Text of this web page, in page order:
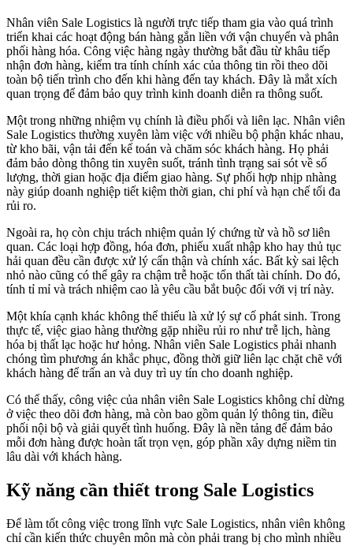
Nhân viên Sale Logistics là người trực tiếp tham gia vào quá trình
triển khai các hoạt động bán hàng gắn liền với vận chuyển và phân
phối hàng hóa. Công việc hàng ngày thường bắt đầu từ khâu tiếp
nhận đơn hàng, kiểm tra tính chính xác của thông tin rồi theo dõi
toàn bộ tiến trình cho đến khi hàng đến tay khách. Đây là mắt xích
quan trọng để đảm bảo quy trình kinh doanh diễn ra thông suốt.
Một trong những nhiệm vụ chính là điều phối và liên lạc. Nhân viên
Sale Logistics thường xuyên làm việc với nhiều bộ phận khác nhau,
từ kho bãi, vận tải đến kế toán và chăm sóc khách hàng. Họ phải
đảm bảo dòng thông tin xuyên suốt, tránh tình trạng sai sót về số
lượng, thời gian hoặc địa điểm giao hàng. Sự phối hợp nhịp nhàng
này giúp doanh nghiệp tiết kiệm thời gian, chi phí và hạn chế tối đa
rủi ro.
Ngoài ra, họ còn chịu trách nhiệm quản lý chứng từ và hồ sơ liên
quan. Các loại hợp đồng, hóa đơn, phiếu xuất nhập kho hay thủ tục
hải quan đều cần được xử lý cẩn thận và chính xác. Bất kỳ sai lệch
nhỏ nào cũng có thể gây ra chậm trễ hoặc tổn thất tài chính. Do đó,
tính tỉ mỉ và trách nhiệm cao là yêu cầu bắt buộc đối với vị trí này.
Một khía cạnh khác không thể thiếu là xử lý sự cố phát sinh. Trong
thực tế, việc giao hàng thường gặp nhiều rủi ro như trễ lịch, hàng
hóa bị thất lạc hoặc hư hỏng. Nhân viên Sale Logistics phải nhanh
chóng tìm phương án khắc phục, đồng thời giữ liên lạc chặt chẽ với
khách hàng để trấn an và duy trì uy tín cho doanh nghiệp.
Có thể thấy, công việc của nhân viên Sale Logistics không chỉ dừng
ở việc theo dõi đơn hàng, mà còn bao gồm quản lý thông tin, điều
phối nội bộ và giải quyết tình huống. Đây là nền tảng để đảm bảo
mỗi đơn hàng được hoàn tất trọn vẹn, góp phần xây dựng niềm tin
lâu dài với khách hàng.
Kỹ năng cần thiết trong Sale Logistics
Để làm tốt công việc trong lĩnh vực Sale Logistics, nhân viên không
chỉ cần kiến thức chuyên môn mà còn phải trang bị cho mình nhiều